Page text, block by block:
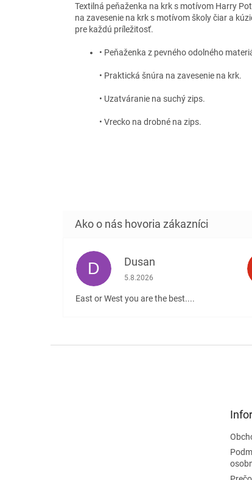
Textilná peňaženka na krk s motívom Harry
na zavesenie na krk s motívom školy čiar a
pre každú príležitosť.
• Peňaženka z pevného odolného
• Praktická šnúra na zavesenie na krk.
• Uzatváranie na suchý zips.
• Vrecko na drobné na zips.
D Dusan
Hodnotenie obchodu je 5 z 5
5.8.2026
East or West you are the best....